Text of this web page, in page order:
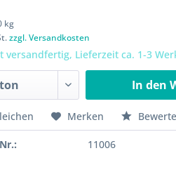
kg
zzgl. Versandkosten
versandfertig, Lieferzeit ca. 1-3
In den
Merken
11006